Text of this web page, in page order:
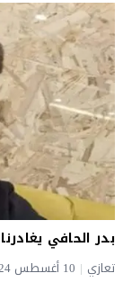
بدر الحافي
تعازي 10 أغسطس 2024